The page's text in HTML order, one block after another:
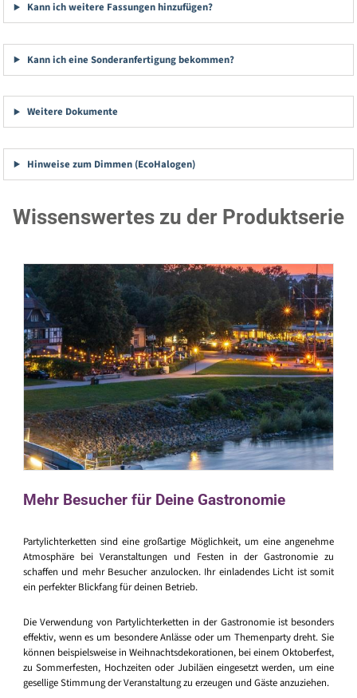
Kann ich weitere Fassungen hinzufügen?
Kann ich eine Sonderanfertigung bekommen?
Weitere Dokumente
Hinweise zum Dimmen (EcoHalogen)
Wissenswertes zu der Produktserie
Mehr Besucher für Deine Gastronomie
Partylichterketten sind eine großartige Möglichkeit, um eine angenehme
Atmosphäre bei Veranstaltungen und Festen in der Gastronomie zu
schaffen und mehr Besucher anzulocken. Ihr einladendes Licht ist somit
ein perfekter Blickfang für deinen Betrieb.
Die Verwendung von Partylichterketten in der Gastronomie ist besonders
effektiv, wenn es um besondere Anlässe oder um Themenparty dreht. Sie
können beispielsweise in Weihnachtsdekorationen, bei einem Oktoberfest,
zu Sommerfesten, Hochzeiten oder Jubiläen eingesetzt werden, um eine
gesellige Stimmung der Veranstaltung zu erzeugen und Gäste anzuziehen.